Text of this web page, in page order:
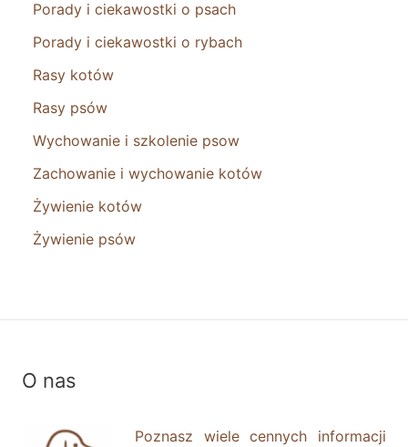
Porady i ciekawostki o psach
Porady i ciekawostki o rybach
Rasy kotów
Rasy psów
Wychowanie i szkolenie psow
Zachowanie i wychowanie kotów
Żywienie kotów
Żywienie psów
O nas
Poznasz wiele cennych informacji